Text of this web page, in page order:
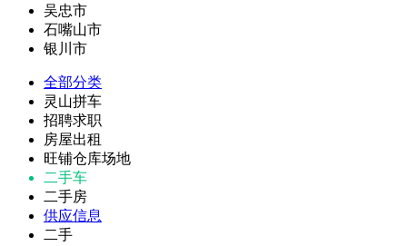
吴忠市
石嘴山市
银川市
全部分类
灵山拼车
招聘求职
房屋出租
旺铺仓库场地
二手车
二手房
供应信息
二手